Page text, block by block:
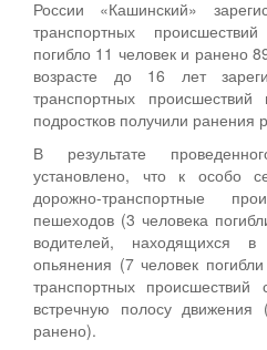
России «Кашинский»
транспортных
погибло 11 человек и ранено
возрасте до 16 лет
транспортных
подростков получили ранения
В результате
установлено, что к особо
дорожно-транспортные
пешеходов (3 человека
водителей, находящихся в
опьянения (7 человек
транспортных
встречную полосу
ранено).